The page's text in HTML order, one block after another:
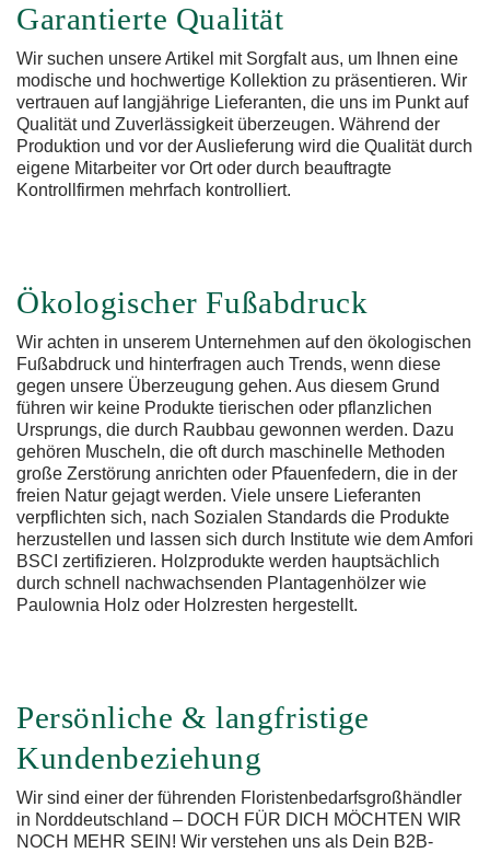
Garantierte Qualität
Wir suchen unsere Artikel mit Sorgfalt aus, um Ihnen eine
modische und hochwertige Kollektion zu präsentieren. Wir
vertrauen auf langjährige Lieferanten, die uns im Punkt auf
Qualität und Zuverlässigkeit überzeugen. Während der
Produktion und vor der Auslieferung wird die Qualität durch
eigene Mitarbeiter vor Ort oder durch beauftragte
Kontrollfirmen mehrfach kontrolliert.
Ökologischer Fußabdruck
Wir achten in unserem Unternehmen auf den ökologischen
Fußabdruck und hinterfragen auch Trends, wenn diese
gegen unsere Überzeugung gehen. Aus diesem Grund
führen wir keine Produkte tierischen oder pflanzlichen
Ursprungs, die durch Raubbau gewonnen werden. Dazu
gehören Muscheln, die oft durch maschinelle Methoden
große Zerstörung anrichten oder Pfauenfedern, die in der
freien Natur gejagt werden. Viele unsere Lieferanten
verpflichten sich, nach Sozialen Standards die Produkte
herzustellen und lassen sich durch Institute wie dem Amfori
BSCI zertifizieren. Holzprodukte werden hauptsächlich
durch schnell nachwachsenden Plantagenhölzer wie
Paulownia Holz oder Holzresten hergestellt.
Persönliche & langfristige
Kundenbeziehung
Wir sind einer der führenden Floristenbedarfsgroßhändler
in Norddeutschland – DOCH FÜR DICH MÖCHTEN WIR
NOCH MEHR SEIN! Wir verstehen uns als Dein B2B-